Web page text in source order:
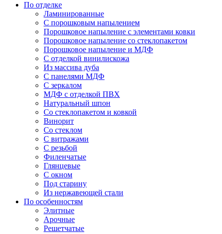
По отделке
Ламинированные
С порошковым напылением
Порошковое напыление с элементами ковки
Порошковое напыление со стеклопакетом
Порошковое напыление и МДФ
С отделкой винилискожа
Из массива дуба
С панелями МДФ
С зеркалом
МДФ с отделкой ПВХ
Натуральный шпон
Со стеклопакетом и ковкой
Винорит
Со стеклом
С витражами
С резьбой
Филенчатые
Глянцевые
С окном
Под старину
Из нержавеющей стали
По особенностям
Элитные
Арочные
Решетчатые